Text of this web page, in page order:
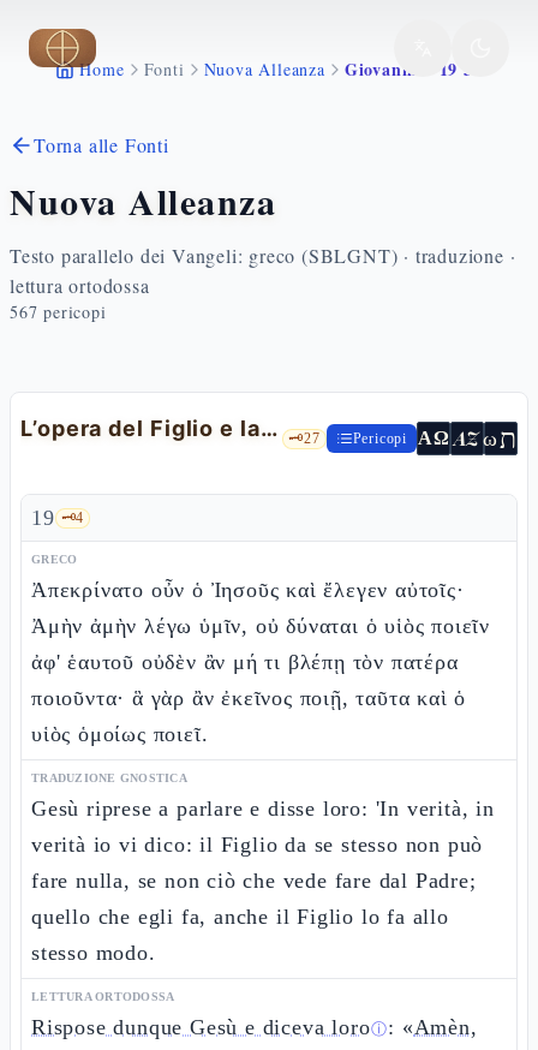
Vai al contenuto principale
Home Fonti Nuova Alleanza Giovanni 5 19 30
Torna alle Fonti
Nuova Alleanza
Testo parallelo dei Vangeli: greco (SBLGNT) · traduzione ·
lettura ortodossa
567 pericopi
L’opera del Figlio e la risurrezione — Gv 5,19-30 🗝️27 Pericopi ΑΩ AZωת
19 🗝️4
GRECO
Ἀπεκρίνατο οὖν ὁ Ἰησοῦς καὶ ἔλεγεν αὐτοῖς·
Ἀμὴν ἀμὴν λέγω ὑμῖν, οὐ δύναται ὁ υἱὸς ποιεῖν
ἀφ' ἑαυτοῦ οὐδὲν ἂν μή τι βλέπῃ τὸν πατέρα
ποιοῦντα· ἃ γὰρ ἂν ἐκεῖνος ποιῇ, ταῦτα καὶ ὁ
υἱὸς ὁμοίως ποιεῖ.
TRADUZIONE GNOSTICA
Gesù riprese a parlare e disse loro: 'In verità, in
verità io vi dico: il Figlio da se stesso non può
fare nulla, se non ciò che vede fare dal Padre;
quello che egli fa, anche il Figlio lo fa allo
stesso modo.
LETTURA ORTODOSSA
Rispose dunque Gesù e diceva loroⓘ: «Amèn,